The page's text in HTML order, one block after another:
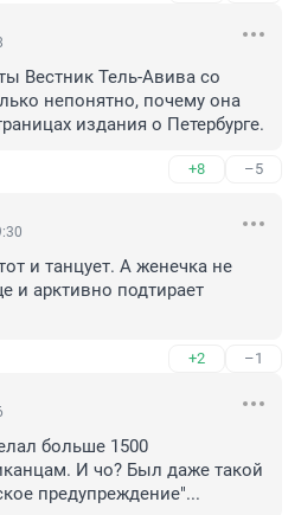
Вестник Тель-Авива со
непонятно, почему она
издания о Петербурге.
+8 –5
и танцует. А женечка не
и арктивно подтирает
+2 –1
больше 1500
И чо? Был даже такой
предупреждение"...